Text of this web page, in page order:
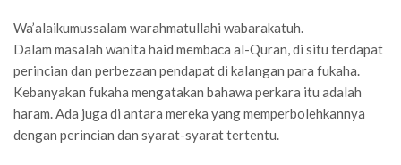
Wa’alaikumussalam warahmatullahi wabarakatuh.
Dalam masalah wanita haid membaca al-Quran, di situ terdapat
perincian dan perbezaan pendapat di kalangan para fukaha.
Kebanyakan fukaha mengatakan bahawa perkara itu adalah
haram. Ada juga di antara mereka yang memperbolehkannya
dengan perincian dan syarat-syarat tertentu.